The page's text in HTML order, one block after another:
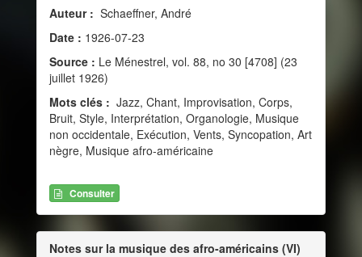
Auteur : Schaeffner, André
Date : 1926-07-23
Source : Le Ménestrel, vol. 88, no 30 [4708] (23
juillet 1926)
Mots clés : Jazz, Chant, Improvisation, Corps,
Bruit, Style, Interprétation, Organologie, Musique
non occidentale, Exécution, Vents, Syncopation, Art
nègre, Musique afro-américaine
Consulter
Notes sur la musique des afro-américains (VI)